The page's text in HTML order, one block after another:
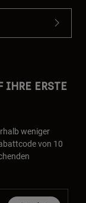
IHRE ERSTE
weniger
von 10